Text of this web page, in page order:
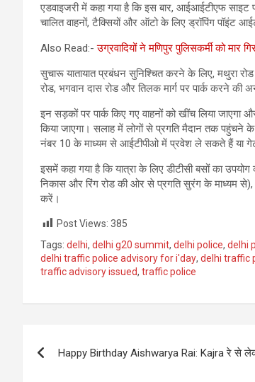
एडवाइजरी में कहा गया है कि इस बार, आईआईटीएफ
चालित वाहनों, टैक्सियों और ऑटो के लिए ड्रॉपिंग पॉइंट
Also Read:-उग्रवादियों ने मणिपुर पुलिसकर्मी को मार
सुचारू यातायात प्रबंधन सुनिश्चित करने के लिए, मथुरा
रोड, भगवान दास रोड और तिलक मार्ग पर पार्क करने की
इन सड़कों पर पार्क किए गए वाहनों को खींच लिया जाएगा
किया जाएगा। सलाह में लोगों से प्रगति मैदान तक पहुंचने
नंबर 10 के माध्यम से आईटीपीओ में प्रवेश ले सकते हैं या
इसमें कहा गया है कि यात्रा के लिए डीटीसी बसों का
निकास और रिंग रोड की ओर से प्रगति सुरंग के माध्यम से),
करें।
Post Views: 385
Tags: delhi, delhi g20 summit, delhi police, delhi
delhi traffic police advisory for i'day, delhi traffic
traffic advisory issued, traffic police
navigation
Happy Birthday Aishwarya Rai: Kajra रे से